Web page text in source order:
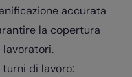
accurata
la copertura
turni di lavoro: